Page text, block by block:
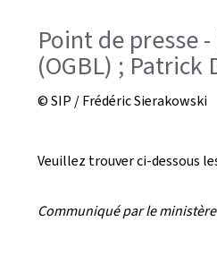
Point de presse
(OGBL) ;
© SIP / Frédéric Sierakowski
Veuillez trouver ci-dessous
Communiqué par le